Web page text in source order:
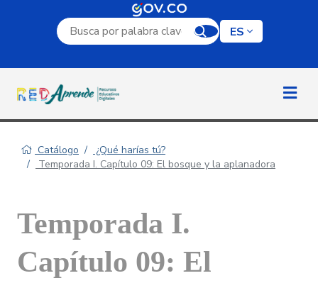
Campo de búsqueda por palabra clave
ES
Catálogo
¿Qué harías tú?
Temporada I. Capítulo 09: El bosque y la aplanadora
Temporada I.
Capítulo 09: El